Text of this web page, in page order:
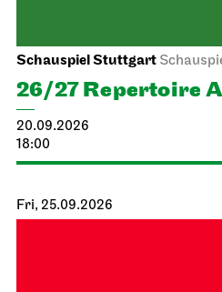
Schauspiel Stuttgart
26/27 Repertoire
20.09.2026
18:00
Fri, 25.09.2026